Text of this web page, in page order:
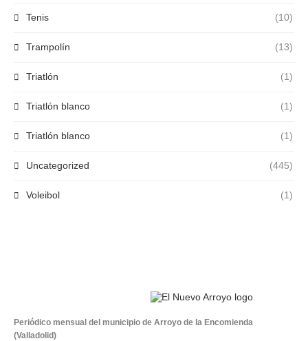
Tenis (10)
Trampolín (13)
Triatlón (1)
Triatlón blanco (1)
Triatlón blanco (1)
Uncategorized (445)
Voleibol (1)
Periódico mensual del municipio de Arroyo de la Encomienda
(Valladolid)